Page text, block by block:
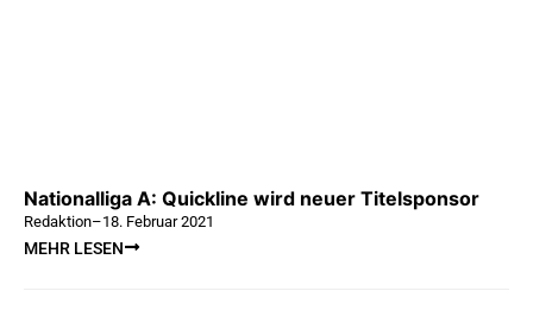
Nationalliga A: Quickline wird neuer Titelsponsor
Redaktion–18. Februar 2021
MEHR LESEN